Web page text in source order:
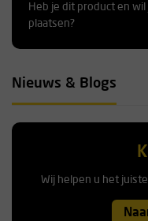
Heb je dit product en
plaatsen?
Nieuws & Blogs
Wij helpen u het